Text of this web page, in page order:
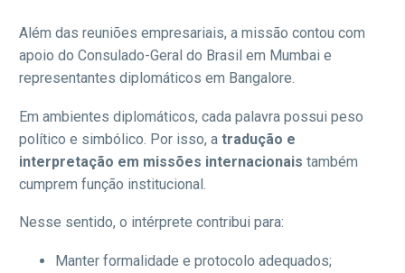
Além das reuniões empresariais, a missão contou com
apoio do Consulado-Geral do Brasil em Mumbai e
representantes diplomáticos em Bangalore.
Em ambientes diplomáticos, cada palavra possui peso
político e simbólico. Por isso, a tradução e
interpretação em missões internacionais também
cumprem função institucional.
Nesse sentido, o intérprete contribui para:
Manter formalidade e protocolo adequados;